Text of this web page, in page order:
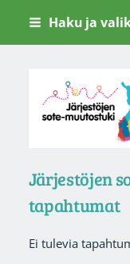
Siirry
Haku ja
Järjestöjen
tapahtumat
Ei tulevia